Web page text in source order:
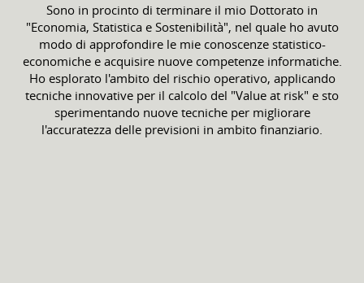
Sono in procinto di terminare il mio Dottorato in
"Economia, Statistica e Sostenibilità", nel quale ho avuto
modo di approfondire le mie conoscenze statistico-
economiche e acquisire nuove competenze informatiche.
Ho esplorato l'ambito del rischio operativo, applicando
tecniche innovative per il calcolo del "Value at risk" e sto
sperimentando nuove tecniche per migliorare
l'accuratezza delle previsioni in ambito finanziario.